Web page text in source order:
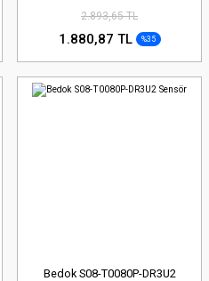
2.893,65 TL
1.880,87 TL %35
Bedok S08-T0080P-DR3U2